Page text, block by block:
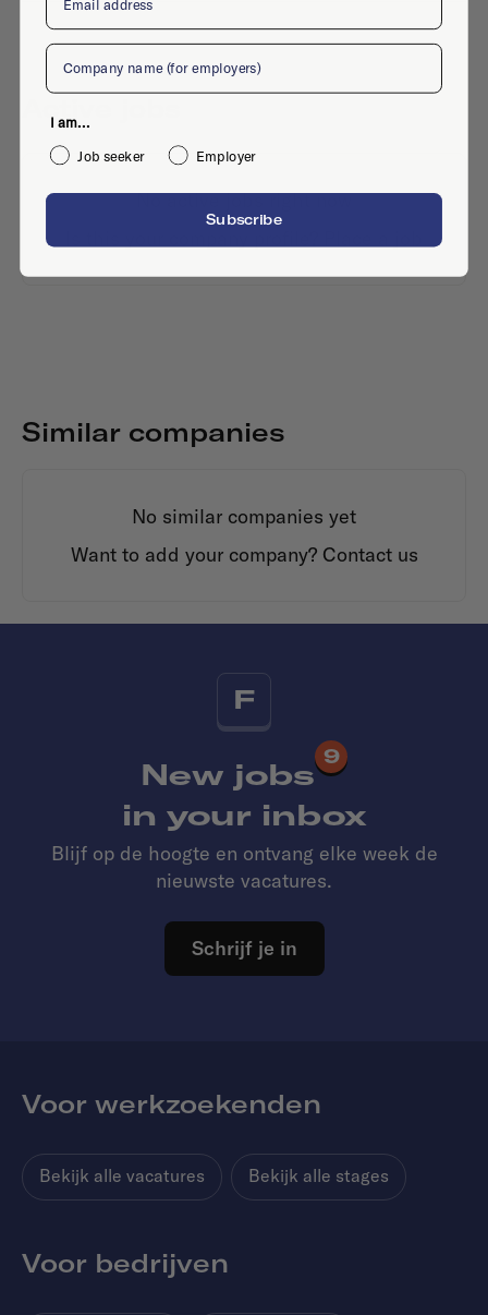
No active jobs right now
Similar companies
No similar companies yet
Want to add your company? Contact us
F
New jobs
9
in your inbox
Blijf op de hoogte en ontvang elke week de
nieuwste vacatures.
Schrijf je in
Voor werkzoekenden
Bekijk alle vacatures Bekijk alle stages
Voor bedrijven
Company
I am...
Job seeker
Employer
Subscribe